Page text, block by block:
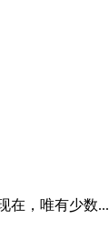
在，唯有少数...